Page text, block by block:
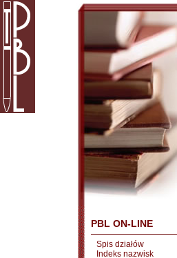
PBL ON-LINE
Spis działów
Indeks nazwisk